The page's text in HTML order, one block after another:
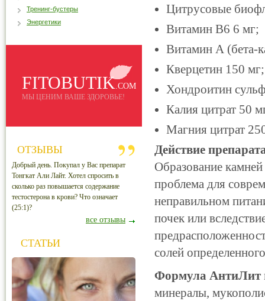
Цитрусовые
Витамин В6 6 мг;
Витамин А (бета-
Кверцетин 150 мг;
Хондроитин
Калия цитрат 50
Магния цитрат
Действие
Образование
проблема для
неправильном
почек или
солей
Формула АнтиЛит
минералы,
Тренинг-бустеры
Энергетики
FITOBUTIK.COM
МЫ ЦЕНИМ ВАШЕ ЗДОРОВЬЕ!
ОТЗЫВЫ
Добрый день. Покупал у Вас препарат
Тонгкат Али Лайт. Хотел спросить в
сколько раз повышается содержание
тестостерона в крови? Что означает
(25:1)?
все отзывы
СТАТЬИ